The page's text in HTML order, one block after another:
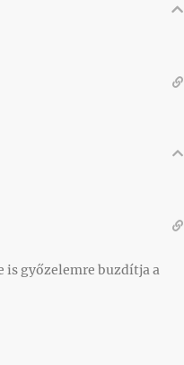
győzelemre buzdítja a